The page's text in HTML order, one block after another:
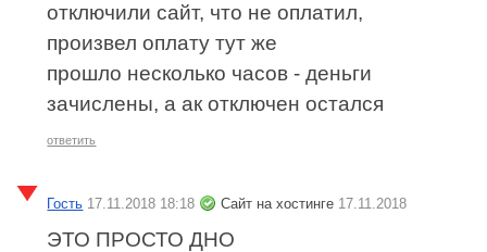
отключили сайт, что не оплатил,
произвел оплату тут же
прошло несколько часов - деньги
зачислены, а ак отключен остался
ответить
Гость 17.11.2018 18:18 Сайт на хостинге 17.11.2018
ЭТО ПРОСТО ДНО